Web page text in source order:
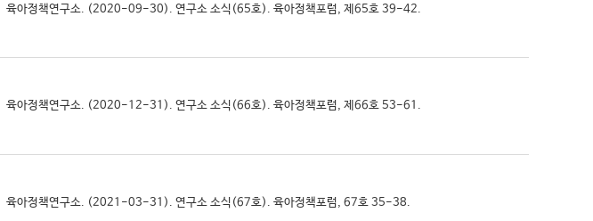
육아정책연구소. (2020-09-30). 연구소 소식(65호). 육아정책포럼, 제65호 39-42.
육아정책연구소. (2020-12-31). 연구소 소식(66호). 육아정책포럼, 제66호 53-61.
육아정책연구소. (2021-03-31). 연구소 소식(67호). 육아정책포럼, 67호 35-38.